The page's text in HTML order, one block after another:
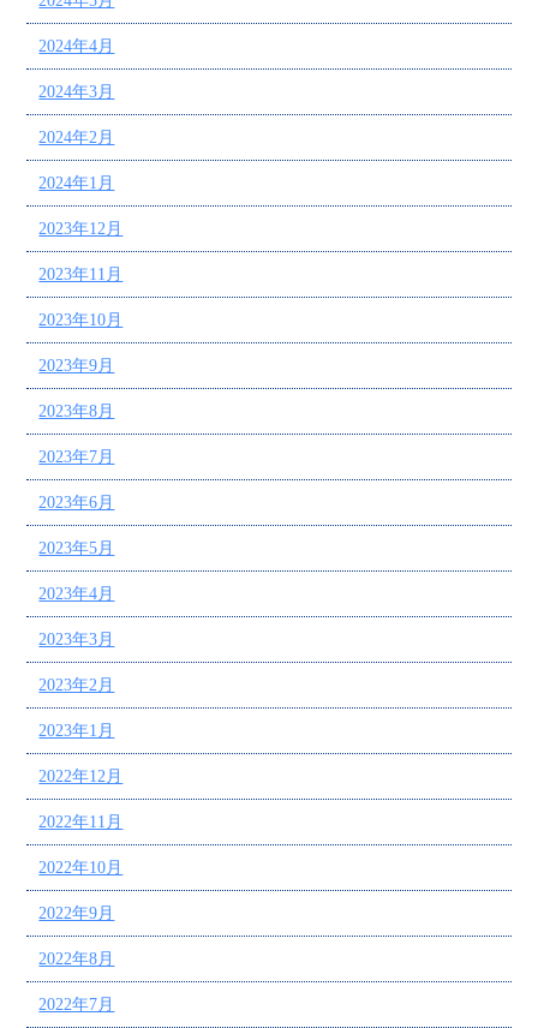
2024年4月
2024年3月
2024年2月
2024年1月
2023年12月
2023年11月
2023年10月
2023年9月
2023年8月
2023年7月
2023年6月
2023年5月
2023年4月
2023年3月
2023年2月
2023年1月
2022年12月
2022年11月
2022年10月
2022年9月
2022年8月
2022年7月